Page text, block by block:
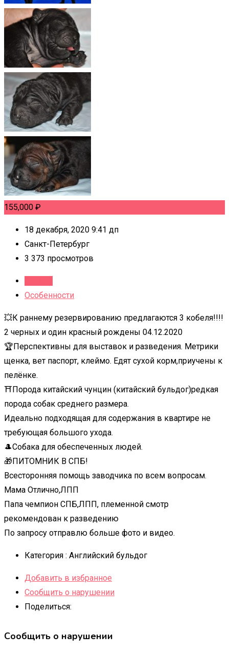
155,000 ₽
18 декабря, 2020 9:41 дп
Санкт-Петербург
3 373 просмотров
Особенности
💥К раннему резервированию предлагаются 3 кобеля!!!!
2 черных и один красный рождены 04.12.2020
🏆Перспективны для выставок и разведения. Метрики
щенка, вет паспорт, клеймо. Едят сухой корм,приучены к
пелёнке.
⛩Порода китайский чунцин (китайский бульдог)редкая
порода собак среднего размера.
Идеально подходящая для содержания в квартире не
требующая большого ухода.
🎩Собака для обеспеченных людей.
🎁ПИТОМНИК В СПБ!
Всесторонняя помощь заводчика по всем вопросам.
Мама Отлично,ЛПП
Папа чемпион СПБ,ЛПП, племенной смотр
рекомендован к разведению
По запросу отправлю больше фото и видео.
Категория : Английский бульдог
Добавить в избранное
Сообщить о нарушении
Поделиться:
Сообщить о нарушении